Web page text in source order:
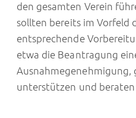
den gesamten Verein
sollten bereits im Vorfeld
entsprechende
etwa die Beantragung
Ausnahmegenehmigung,
unterstützen und beraten